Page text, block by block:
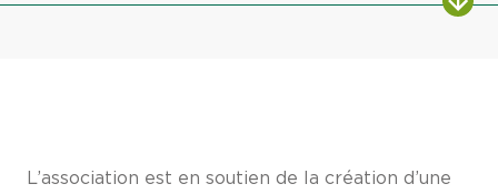
L’association est en soutien de la création d’une